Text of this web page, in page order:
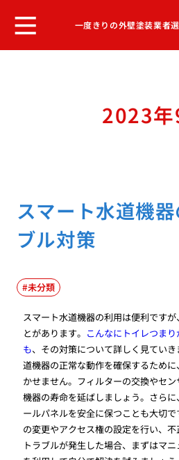
一度きりの外壁塗装業者
2023年
スマート水道機
ブル対策
未分類
スマート水道機器の利用は便利です
とがあります。 こんなにトイレつま
も、その対策について詳しく見てい
道機器の正常な動作を確保するため
かせません。フィルターの交換やセン
機器の寿命を延ばしましょう。さら
ールパネルを安全に保つことも大切
の変更やアクセス権の設定を行い、不
トラブルが発生した場合、まずはマ